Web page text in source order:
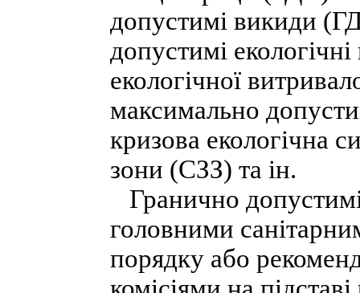
допустимі викиди
допустимі
екологічної
максимально
кризова екологічна
зони (СЗЗ) та ін.
Гранично
головними
порядку або